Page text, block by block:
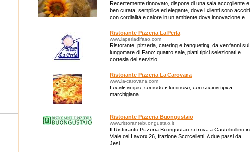
Recentemente rinnovato, dispone di una sala accogliente e
ben curata, semplice ed elegante, dove i clienti sono accolti
con cordialità e calore in un ambiente dove innovazione e
Ristorante Pizzeria La Perla
www.laperladifano.com
Ristorante, pizzeria, catering e banqueting, da vent'anni sul
lungomare di Fano: quattro sale, piatti tipici selezionati e
cortesia del servizio.
Ristorante Pizzeria La Carovana
www.la-carovana.com
Locale ampio, comodo e luminoso, con cucina tipica
marchigiana.
Ristorante Pizzeria Buongustaio
www.ristorantebuongustaio.it
Il Ristorante Pizzeria Buongustaio si trova a Castelbellino in
Viale del Lavoro 26, frazione Scorcelletti. A due passi da
Jesi.